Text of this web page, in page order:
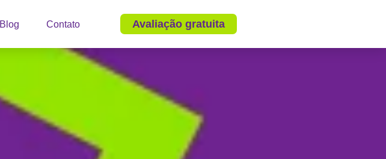
Blog Contato Avaliação gratuita